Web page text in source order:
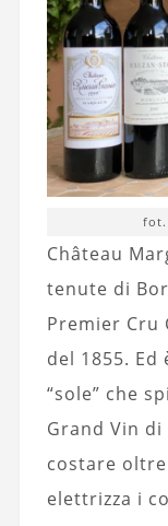
fot.
Château
tenute di
Premier Cru
del 1855.
“sole” che
Grand Vin
costare
elettrizza i